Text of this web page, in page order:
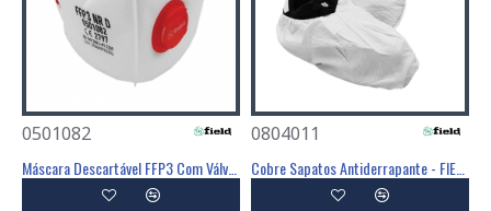
0501082 0804011